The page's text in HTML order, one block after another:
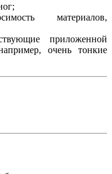
материалов,
приложенной
очень тонкие